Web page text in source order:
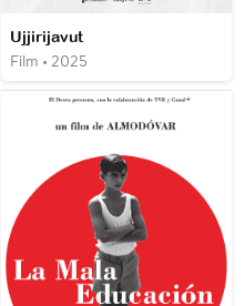
Ujjirijavut
Film • 2025